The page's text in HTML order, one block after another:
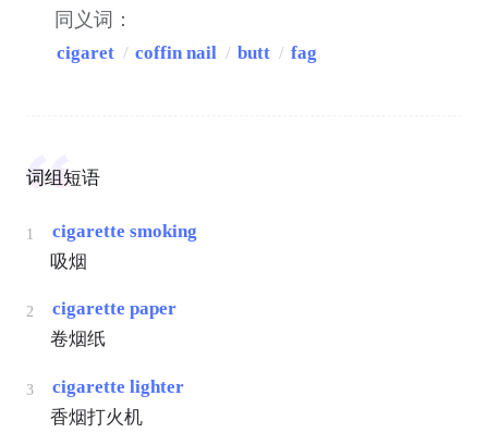
同义词：
cigaret / coffin nail / butt / fag
词组短语
1
cigarette smoking
吸烟
2
cigarette paper
卷烟纸
3
cigarette lighter
香烟打火机